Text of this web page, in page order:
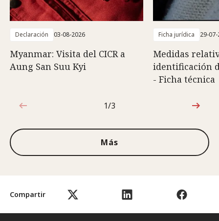
Compartir
Declaración 03-08-2026
Myanmar: Visita del CICR a
Aung San Suu Kyi
Ficha jurídica 29-
Medidas
identificación
- Ficha técnica
1de3
1/3
Más